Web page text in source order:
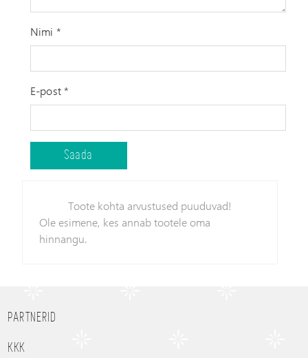
Nimi *
E-post*
Toote kohta arvustused puuduvad!
Ole esimene, kes annab tootele oma
hinnangu.
PARTNERID
KKK